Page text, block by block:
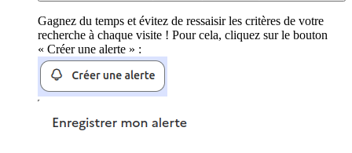
Gagnez du temps et évitez de ressaisir les critères de votre
recherche à chaque visite ! Pour cela, cliquez sur le bouton
« Créer une alerte » :